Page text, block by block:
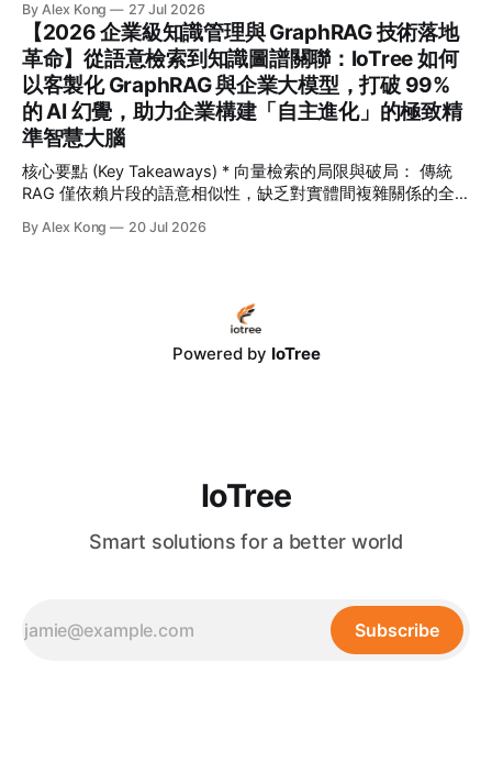
售品牌解鎖 45% 的高轉化率與 24/7 極致個人化體驗 💡 核心
要點速覽 (Key Takeaways) * 核心痛點： 傳統零售面臨流量紅
利消失、獲客成本 (CAC) 飆升 240% 的困境，被動式客服已
無法滿足消費者對即時、個人化互動的期待。 * 解決方案：
IoTree 推出基於多模態大語言模型 (LLM) 的「對話式商務」與
「智慧零售 AI」解決方案，深度整合客製化 AI Chatbot、原
生行動 App 與企業級 CRM/
By Alex Kong 27 Jul 2026
【2026 企業級知識管理與 GraphRAG 技術落地
革命】從語意檢索到知識圖譜關聯：IoTree 如何
以客製化 GraphRAG 與企業大模型，打破 99%
的 AI 幻覺，助力企業構建「自主進化」的極致精
準智慧大腦
核心要點 (Key Takeaways) * 向量檢索的局限與破局： 傳統
RAG 僅依賴片段的語意相似性，缺乏對實體間複雜關係的全
決了長鏈條跨章節推理與全局性分析的難題。 * 打破 99% 的
大語言模型（LLM）提供了可回溯、可驗證的精準上下文，使
能 RAG 架構與 RPA 流程自動化，GraphRAG 能自動挖掘、串
聯分散在 ERP、CRM 與各類文檔中的隱性知識，建構企業專
By Alex Kong 20 Jul 2026
Powered by IoTree
IoTree
Smart solutions for a better world
Subscribe